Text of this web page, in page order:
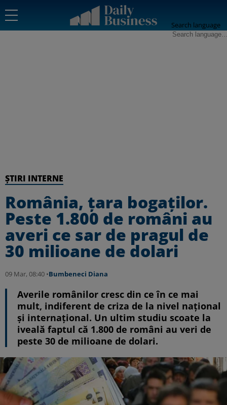
Search language
ȘTIRI INTERNE
România, țara bogaților.
Peste 1.800 de români au
averi ce sar de pragul de
30 milioane de dolari
09 Mar, 08:40 •Bumbeneci Diana
Averile românilor cresc din ce în ce mai
mult, indiferent de criza de la nivel național
și internațional. Un ultim studiu scoate la
iveală faptul că 1.800 de români au veri de
peste 30 de milioane de dolari.